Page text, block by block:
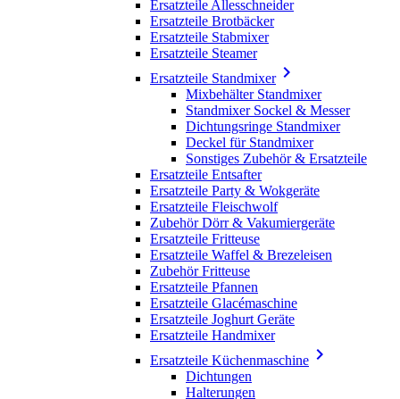
Ersatzteile Allesschneider
Ersatzteile Brotbäcker
Ersatzteile Stabmixer
Ersatzteile Steamer
Ersatzteile Standmixer
Mixbehälter Standmixer
Standmixer Sockel & Messer
Dichtungsringe Standmixer
Deckel für Standmixer
Sonstiges Zubehör & Ersatzteile
Ersatzteile Entsafter
Ersatzteile Party & Wokgeräte
Ersatzteile Fleischwolf
Zubehör Dörr & Vakumiergeräte
Ersatzteile Fritteuse
Ersatzteile Waffel & Brezeleisen
Zubehör Fritteuse
Ersatzteile Pfannen
Ersatzteile Glacémaschine
Ersatzteile Joghurt Geräte
Ersatzteile Handmixer
Ersatzteile Küchenmaschine 
Dichtungen
Halterungen